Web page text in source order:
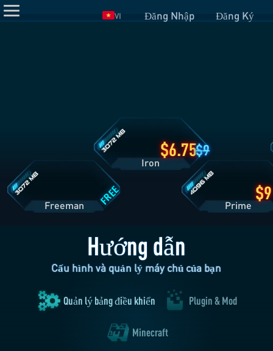
VI Đăng Nhập Đăng Ký
6.75
Hướng dẫn
Cấu hình và quản lý máy chủ của bạn
Quản lý bảng điều khiển Plugin & Mod
Minecraft